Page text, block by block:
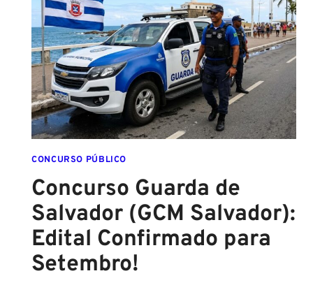
DA
ESCOLA
FORMADO
EM
DIREITO
CONCURSO PÚBLICO
Concurso Guarda de
Salvador (GCM Salvador):
Edital Confirmado para
Setembro!